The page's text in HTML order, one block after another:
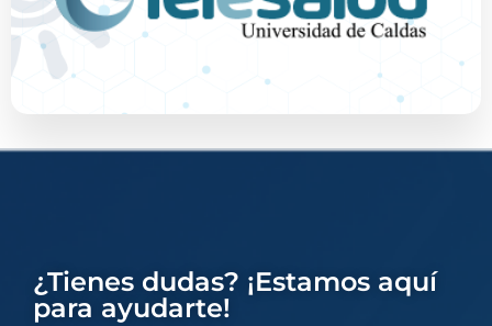
¿Tienes dudas? ¡Estamos aquí
para ayudarte!